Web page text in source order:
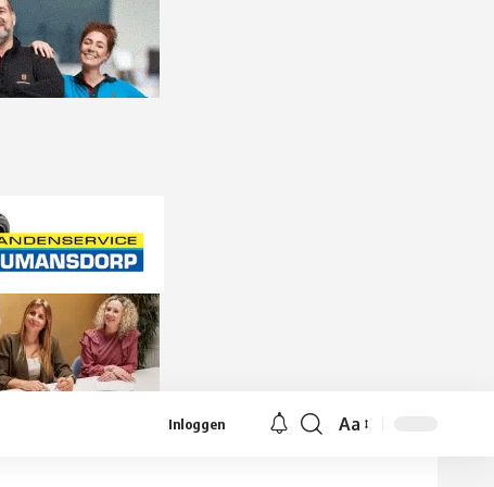
Inloggen
Lettergrootte
Aa